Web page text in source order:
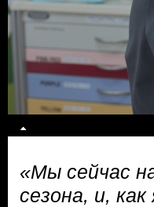
«Мы сейчас
сезона, и,